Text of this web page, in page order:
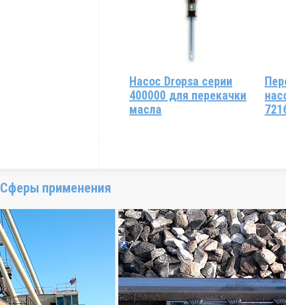
Насос Dropsa серии
400000 для перекачки
масла
Сферы применения